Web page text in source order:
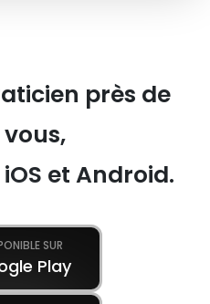
près de
et Android.
SUR
Play